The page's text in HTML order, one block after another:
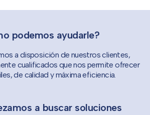
podemos ayudarle?
a disposición de nuestros clientes,
cualificados que nos permite ofrecer
de calidad y máxima eficiencia.
a buscar soluciones